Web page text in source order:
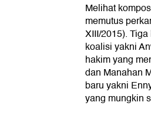
Melihat
memutus
XIII/2015).
koalisi yakni
hakim yang
dan Manahan
baru yakni
yang mungkin